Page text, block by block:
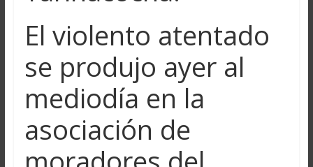
El violento atentado
se produjo ayer al
mediodía en la
asociación de